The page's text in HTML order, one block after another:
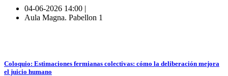
04-06-2026 14:00 |
Aula Magna. Pabellon 1
Coloquio: Estimaciones fermianas colectivas: cómo la deliberación mejora
el juicio humano